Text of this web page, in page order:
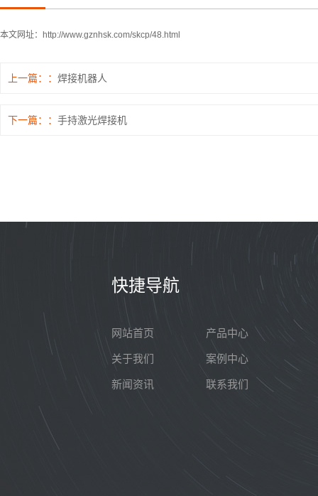
本文网址： http://www.gznhsk.com/skcp/48.html
上一篇： 焊接机器人
下一篇： 手持激光焊接机
快捷导航
网站首页 产品中心
关于我们 案例中心
新闻资讯 联系我们